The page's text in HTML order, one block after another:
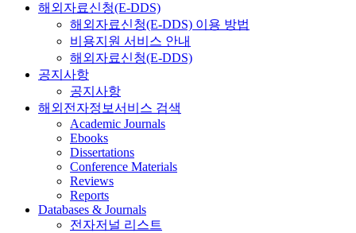
해외자료신청(E-DDS)
해외자료신청(E-DDS) 이용 방법
비용지원 서비스 안내
해외자료신청(E-DDS)
공지사항
공지사항
해외전자정보서비스 검색
Academic Journals
Ebooks
Dissertations
Conference Materials
Reviews
Reports
Databases & Journals
전자저널 리스트